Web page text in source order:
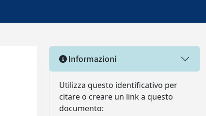
Informazioni
Utilizza questo identificativo per
citare o creare un link a questo
documento: